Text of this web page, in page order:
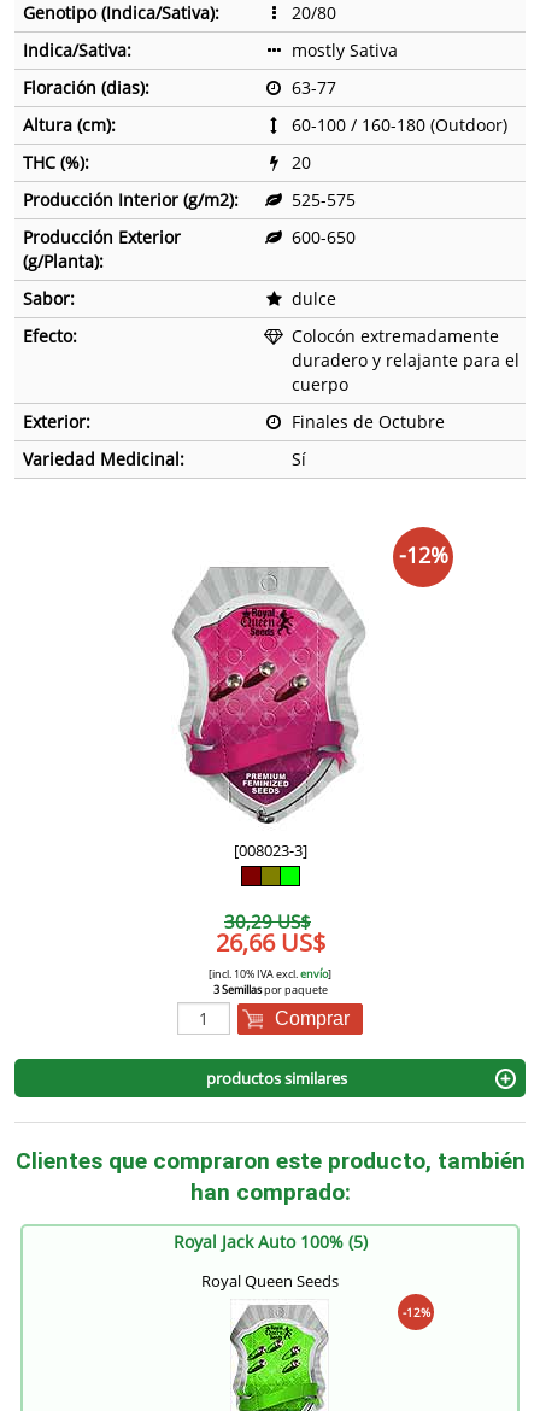
Genotipo (Indica/Sativa):
20/80
Indica/Sativa:
mostly Sativa
Floración (dias):
63-77
Altura (cm):
60-100 / 160-180 (Outdoor)
THC (%):
20
Producción Interior (g/m2):
525-575
Producción Exterior
(g/Planta):
600-650
Sabor:
dulce
Efecto:
Colocón extremadamente
duradero y relajante para el
cuerpo
Exterior:
Finales de Octubre
Variedad Medicinal:
Sí
[008023-3]
30,29 US$
26,66 US$
[incl. 10% IVA excl.envío]
3 Semillaspor paquete
Comprar
-12%
productos similares
Clientes que compraron este producto, también
han comprado:
Royal Jack Auto 100% (5)
Royal Queen Seeds
-12%